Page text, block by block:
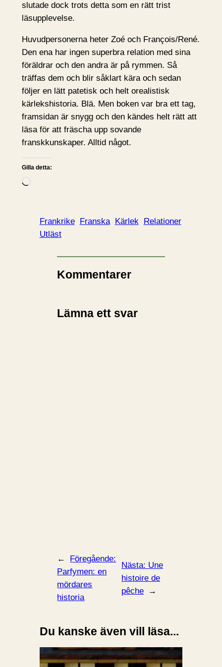
slutade dock trots detta som en rätt trist
läsupplevelse.
Huvudpersonerna heter Zoé och François/René.
Den ena har ingen superbra relation med sina
föräldrar och den andra är på rymmen. Så
träffas dem och blir såklart kära och sedan
följer en lätt patetisk och helt orealistisk
kärlekshistoria. Blä. Men boken var bra ett tag,
framsidan är snygg och den kändes helt rätt att
läsa för att fräscha upp sovande
franskkunskaper. Alltid något.
Gilla detta:
L
Frankrike Franska Kärlek Relationer
Utläst
Kommentarer
Lämna ett svar
←
Föregående:
Parfymen: en
mördares
historia
Nästa: Une
histoire de
pêche
→
Du kanske även vill läsa...